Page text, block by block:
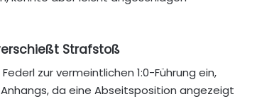
Strafstoß
zur vermeintlichen 1:0-Führung ein,
da eine Abseitsposition angezeigt